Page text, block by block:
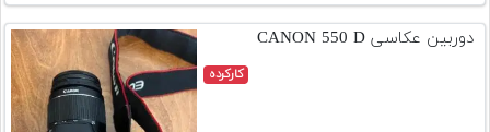
تجهیزات
دوربین عکاسی CANON 550 D
کارکرده